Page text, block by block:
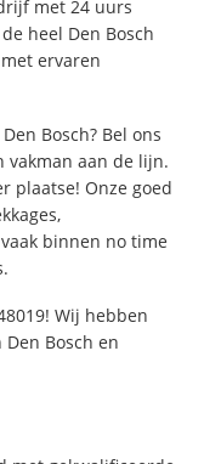
met 24 uurs
heel Den Bosch
ervaren
Bosch? Bel ons
vakman aan de lijn.
plaatse! Onze goed
binnen no time
Wij hebben
Bosch en